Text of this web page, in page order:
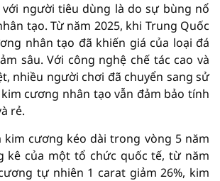
người tiêu dùng là do sự bùng nổ
tạo. Từ năm 2025, khi Trung Quốc
nhân tạo đã khiến giá của loại đá
sâu. Với công nghệ chế tác cao và
nhiều người chơi đã chuyển sang sử
cương nhân tạo vẫn đảm bảo tính
rẻ.
kim cương kéo dài trong vòng 5 năm
kê của một tổ chức quốc tế, từ năm
tự nhiên 1 carat giảm 26%, kim